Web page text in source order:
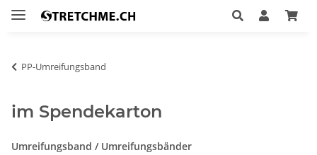
PP-Umreifungsband
im Spendekarton
Umreifungsband / Umreifungsbänder